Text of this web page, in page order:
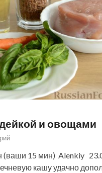
и овощами
(ваши 15 мин) Alenkiy
кашу удачно